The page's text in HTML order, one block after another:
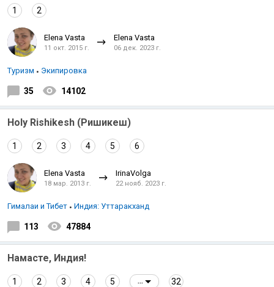
1 2
Elena Vasta
11 окт. 2015 г.
Elena Vasta
06 дек. 2023 г.
Туризм Экипировка
35 14102
Holy Rishikesh (Ришикеш)
1 2 3 4 5 6
Elena Vasta
18 мар. 2013 г.
IrinaVolga
22 нояб. 2023 г.
Гималаи и Тибет Индия: Уттаракханд
113 47884
Намасте, Индия!
1 2 3 4 5 32